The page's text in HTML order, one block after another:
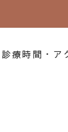
診療時間・ア